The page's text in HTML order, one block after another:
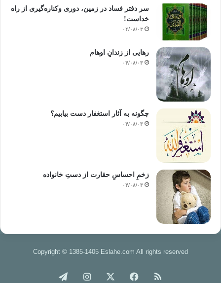
سر دفتر فساد در زمین‌، دوری وکناره‌گیری از راه
خداست‌!
۰۴/۰۸/۰۳
رهایی از زندانِ اوهام
۰۴/۰۸/۰۳
چگونه به آثار استغفار دست بیابیم؟
۰۴/۰۸/۰۳
زخمِ احساسِ حقارت از دستِ خانواده
۰۴/۰۸/۰۳
Copyright © 1385-1405 Eslahe.com All rights reserved
خوراک فیس اینستاگرام